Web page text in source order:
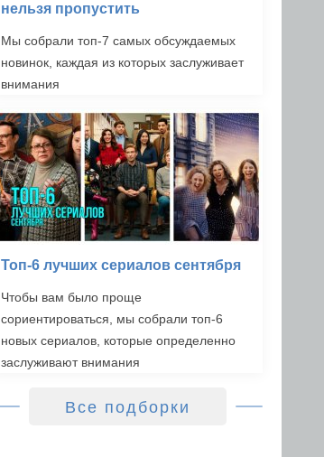
нельзя пропустить
Мы собрали топ-7 самых обсуждаемых
новинок, каждая из которых заслуживает
внимания
Топ-6 лучших сериалов сентября
Чтобы вам было проще
сориентироваться, мы собрали топ-6
новых сериалов, которые определенно
заслуживают внимания
Все подборки